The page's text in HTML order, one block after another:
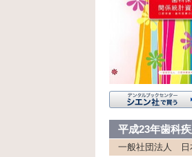
平成23年歯科
一般社団法人 日